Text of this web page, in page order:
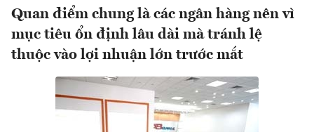
Quan điểm chung là các ngân hàng nên vì
mục tiêu ổn định lâu dài mà tránh lệ
thuộc vào lợi nhuận lớn trước mắt